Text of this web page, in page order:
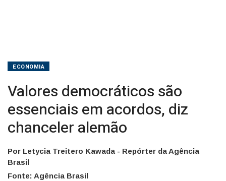
ECONOMIA
Valores democráticos são
essenciais em acordos, diz
chanceler alemão
Por Letycia Treitero Kawada - Repórter da Agência
Brasil
Fonte: Agência Brasil